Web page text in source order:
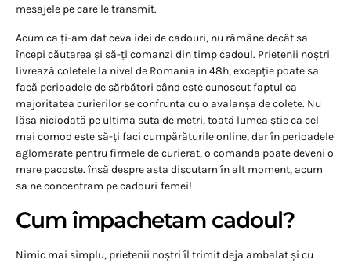
mesajele pe care le transmit.
Acum ca ți-am dat ceva idei de cadouri, nu rămâne decât sa
începi căutarea și să-ți comanzi din timp cadoul. Prietenii noștri
livrează coletele la nivel de Romania in 48h, excepție poate sa
facă perioadele de sărbători când este cunoscut faptul ca
majoritatea curierilor se confrunta cu o avalanșa de colete. Nu
lăsa niciodată pe ultima suta de metri, toată lumea știe ca cel
mai comod este să-ți faci cumpărăturile online, dar în perioadele
aglomerate pentru firmele de curierat, o comanda poate deveni o
mare pacoste. însă despre asta discutam în alt moment, acum
sa ne concentram pe cadouri femei!
Cum împachetam cadoul?
Nimic mai simplu, prietenii noștri îl trimit deja ambalat și cu